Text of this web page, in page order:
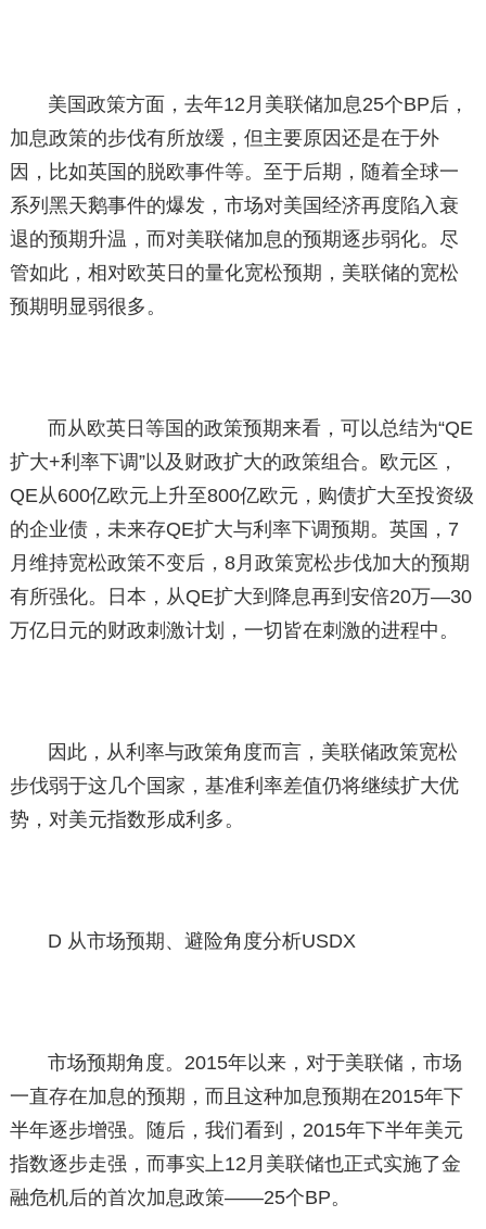
美国政策方面，去年12月美联储加息25个BP后，
加息政策的步伐有所放缓，但主要原因还是在于外
因，比如英国的脱欧事件等。至于后期，随着全球一
系列黑天鹅事件的爆发，市场对美国经济再度陷入衰
退的预期升温，而对美联储加息的预期逐步弱化。尽
管如此，相对欧英日的量化宽松预期，美联储的宽松
预期明显弱很多。
而从欧英日等国的政策预期来看，可以总结为“QE
扩大+利率下调”以及财政扩大的政策组合。欧元区，
QE从600亿欧元上升至800亿欧元，购债扩大至投资级
的企业债，未来存QE扩大与利率下调预期。英国，7
月维持宽松政策不变后，8月政策宽松步伐加大的预期
有所强化。日本，从QE扩大到降息再到安倍20万—30
万亿日元的财政刺激计划，一切皆在刺激的进程中。
因此，从利率与政策角度而言，美联储政策宽松
步伐弱于这几个国家，基准利率差值仍将继续扩大优
势，对美元指数形成利多。
D 从市场预期、避险角度分析USDX
市场预期角度。2015年以来，对于美联储，市场
一直存在加息的预期，而且这种加息预期在2015年下
半年逐步增强。随后，我们看到，2015年下半年美元
指数逐步走强，而事实上12月美联储也正式实施了金
融危机后的首次加息政策——25个BP。